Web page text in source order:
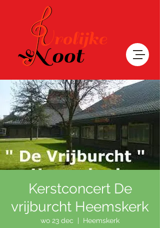
Kerstconcert De
vrijburcht Heemskerk
wo 23 dec Heemskerk